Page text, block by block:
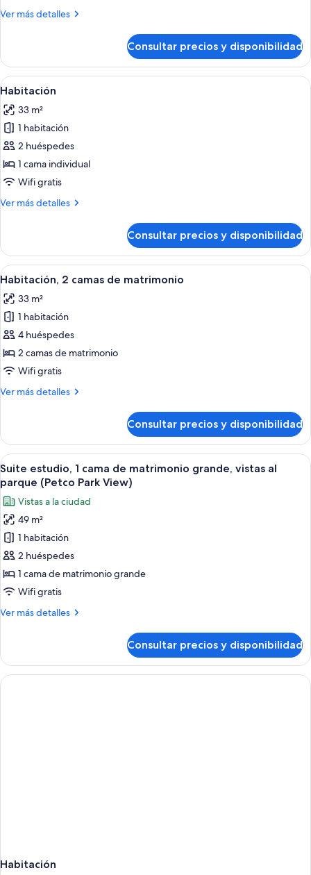
matrimonio
Ver más detalles
Más
Premium,
camas
matrimonio
(Gaslamp
View)
Consultar precios y disponibilidad
Abrir
todas
las
fotos
de
Habitación
Una cocina moderna con una isla
2
Habitación
33 m²
1 habitación
2 huéspedes
1 cama individual
Wifi gratis
Ver más detalles
Más
Consultar precios y disponibilidad
Abrir
todas
las
fotos
de
Habitación,
2
de
Una cocina moderna con una isla
2
Habitación, 2 camas de matrimonio
33 m²
1 habitación
4 huéspedes
2 camas de matrimonio
Wifi gratis
Ver más detalles
Más
2
camas
de
matrimonio
Consultar precios y disponibilidad
Abrir
todas
las
fotos
de
Suite
estudio,
1
cama
matrimonio
al
parque
Una cocina moderna con una isla
2
Suite estudio, 1 cama de matrimonio grande, vistas al
parque (Petco Park View)
Vistas a la ciudad
49 m²
1 habitación
2 huéspedes
1 cama de matrimonio grande
Wifi gratis
Ver más detalles
Más
estudio,
cama
Consultar precios y disponibilidad
Habitación